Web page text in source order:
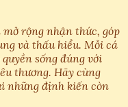
rộng nhận thức, góp
và thấu hiểu. Mỗi cá
sống đúng với
thương. Hãy cùng
những định kiến còn